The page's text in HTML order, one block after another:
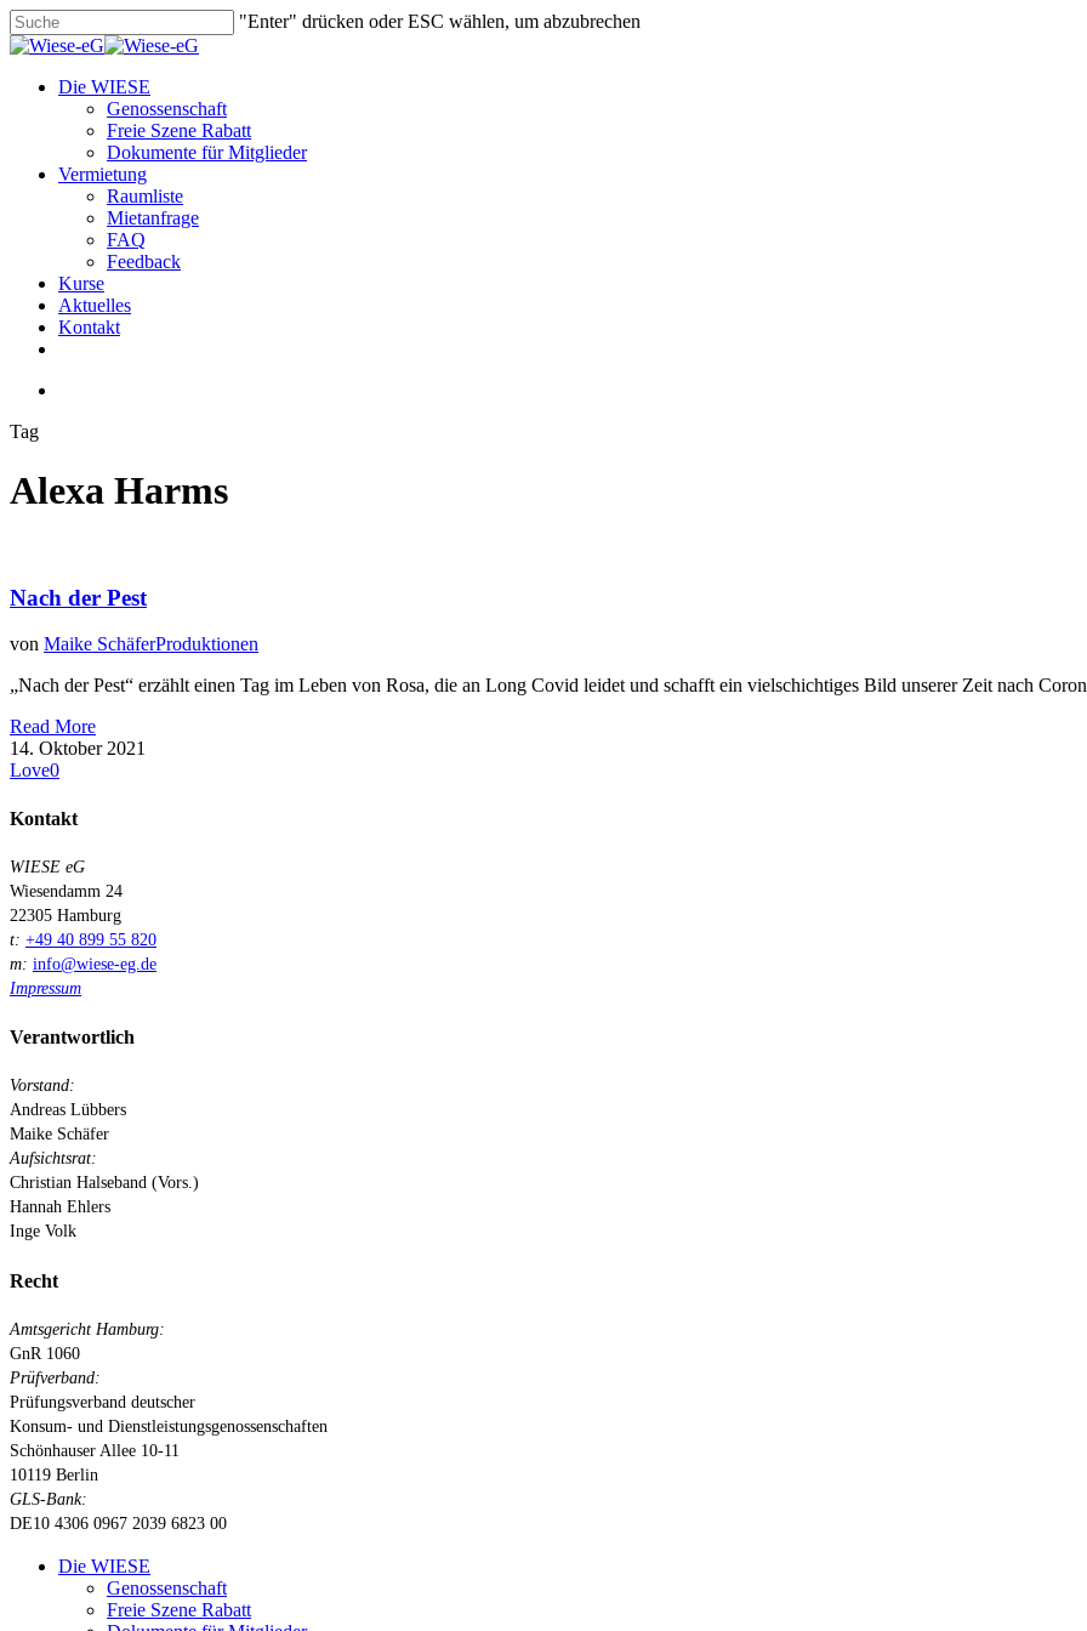
Skip
to
content
"Enter" drücken oder ESC wählen, um abzubrechen
Close
search
Menu
Die WIESE
Genossenschaft
Freie Szene Rabatt
Dokumente für Mitglieder
Vermietung
Raumliste
Mietanfrage
FAQ
Feedback
Kurse
Aktuelles
Kontakt
Tag
Alexa Harms
Nach der Pest
von Maike SchäferProduktionen
„Nach der Pest“ erzählt einen Tag im Leben von Rosa, die an Long Covid leidet und schafft ein vielschichtiges Bild unserer Zeit nach
Read More
14. Oktober 2021
Love0
Kontakt
WIESE eG
Wiesendamm 24
22305 Hamburg
t: +49 40 899 55 820
m: info@wiese-eg.de
Impressum
Verantwortlich
Vorstand:
Andreas Lübbers
Maike Schäfer
Aufsichtsrat:
Christian Halseband (Vors.)
Hannah Ehlers
Inge Volk
Recht
Amtsgericht Hamburg:
GnR 1060
Prüfverband:
Prüfungsverband deutscher
Konsum- und Dienstleistungsgenossenschaften
Schönhauser Allee 10-11
10119 Berlin
GLS-Bank:
DE10 4306 0967 2039 6823 00
Close
Die WIESE
Genossenschaft
Freie Szene Rabatt